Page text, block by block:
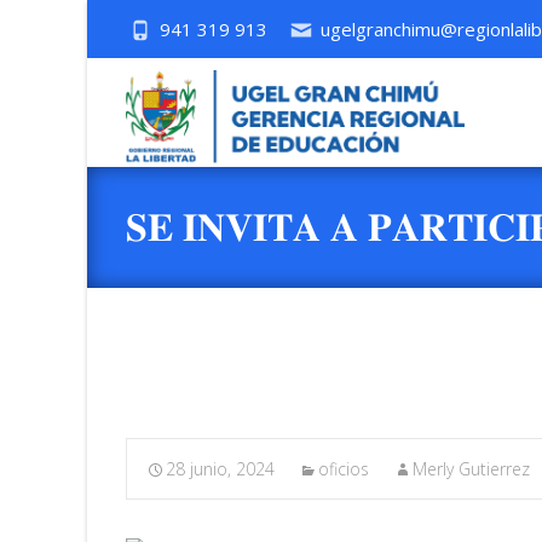
941 319 913
𝐒𝐄 𝐈𝐍𝐕𝐈𝐓𝐀 𝐀
28 junio, 2024 oficios Merly Gutierrez